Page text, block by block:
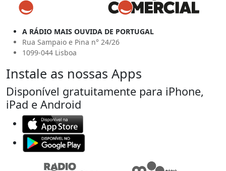
A RÁDIO MAIS OUVIDA DE PORTUGAL
Rua Sampaio e Pina n° 24/26
1099-044 Lisboa
Instale as nossas Apps
Disponível gratuitamente para iPhone,
iPad e Android